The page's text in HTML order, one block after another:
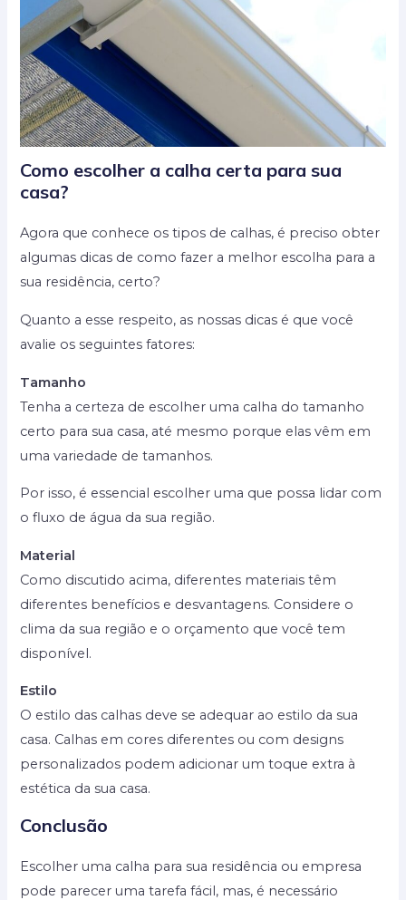
Como escolher a calha certa para sua
casa?
Agora que conhece os tipos de calhas, é preciso obter
algumas dicas de como fazer a melhor escolha para a
sua residência, certo?
Quanto a esse respeito, as nossas dicas é que você
avalie os seguintes fatores:
Tamanho
Tenha a certeza de escolher uma calha do tamanho
certo para sua casa, até mesmo porque elas vêm em
uma variedade de tamanhos.
Por isso, é essencial escolher uma que possa lidar com
o fluxo de água da sua região.
Material
Como discutido acima, diferentes materiais têm
diferentes benefícios e desvantagens. Considere o
clima da sua região e o orçamento que você tem
disponível.
Estilo
O estilo das calhas deve se adequar ao estilo da sua
casa. Calhas em cores diferentes ou com designs
personalizados podem adicionar um toque extra à
estética da sua casa.
Conclusão
Escolher uma calha para sua residência ou empresa
pode parecer uma tarefa fácil, mas, é necessário